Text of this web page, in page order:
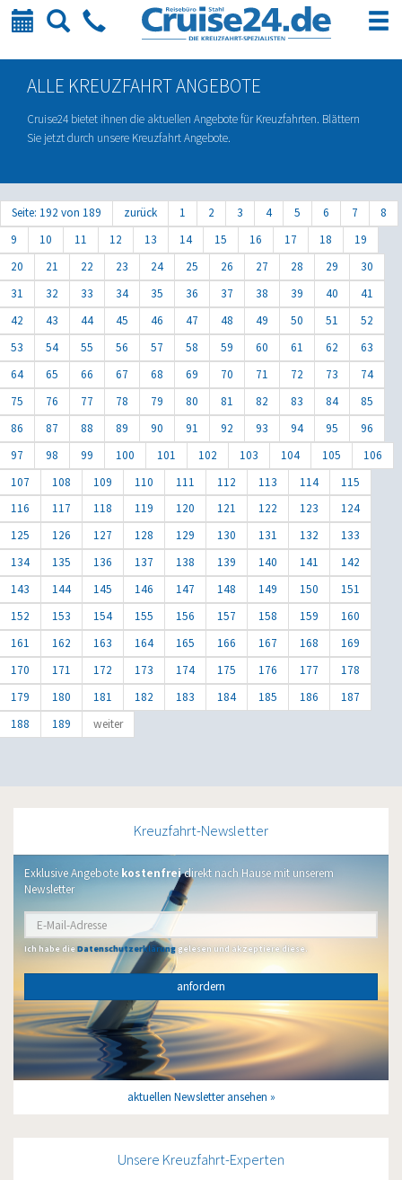
Kalender
SucheTelefon
ALLE KREUZFAHRT ANGEBOTE
Cruise24 bietet ihnen die aktuellen Angebote für Kreuzfahrten. Blättern
Sie jetzt durch unsere Kreuzfahrt Angebote.
Seite: 192 von 189 zurück 1 2 3 4 5 6 7
8
9
10 11 12 13 14 15 16 17 18
19
20
21 22 23 24 25 26 27 28 29
30
31
32 33 34 35 36 37 38 39 40
41
42
43 44 45 46 47 48 49 50 51
52
53
54 55 56 57 58 59 60 61 62
63
64
65 66 67 68 69 70 71 72 73
74
75
76 77 78 79 80 81 82 83 84
85
86
87 88 89 90 91 92 93 94 95
96
97
98 99 100 101 102 103 104 105
106
107
108 109 110 111 112 113 114
115
116
117 118 119 120 121 122 123
124
125
126 127 128 129 130 131 132
133
134
135 136 137 138 139 140 141
142
143
144 145 146 147 148 149 150
151
152
153 154 155 156 157 158 159
160
161
162 163 164 165 166 167 168
169
170
171 172 173 174 175 176 177
178
179
180 181 182 183 184 185 186
187
188
189 weiter
Kreuzfahrt-Newsletter
Exklusive Angebote kostenfreidirekt nach Hause mit unserem
Newsletter
Ich habe dieDatenschutzerklärung gelesen und akzeptiere diese.
anfordern
aktuellen Newsletter ansehen
Unsere Kreuzfahrt-Experten